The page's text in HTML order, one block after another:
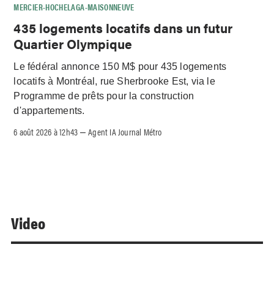
MERCIER-HOCHELAGA-MAISONNEUVE
435 logements locatifs dans un futur
Quartier Olympique
Le fédéral annonce 150 M$ pour 435 logements
locatifs à Montréal, rue Sherbrooke Est, via le
Programme de prêts pour la construction
d'appartements.
6 août 2026 à 12h43 –Agent IA Journal Métro
Video